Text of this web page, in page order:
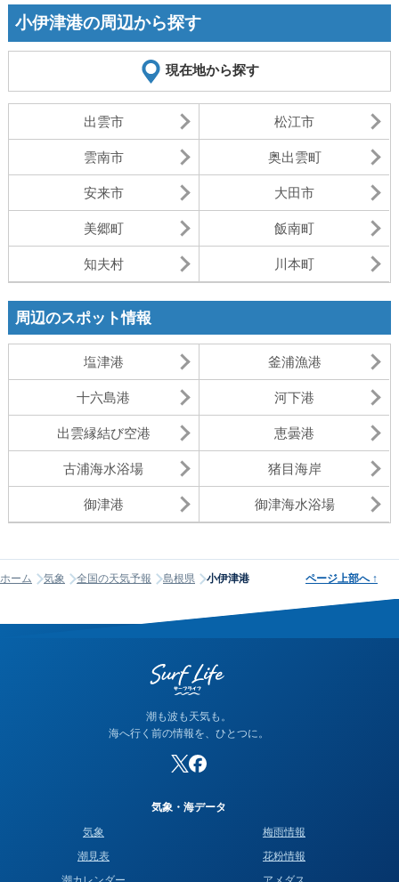
小伊津港の周辺から探す
現在地から探す
出雲市 松江市
雲南市 奥出雲町
安来市 大田市
美郷町 飯南町
知夫村 川本町
周辺のスポット情報
塩津港 釜浦漁港
十六島港 河下港
出雲縁結び空港 恵曇港
古浦海水浴場 猪目海岸
御津港 御津海水浴場
ホーム 気象 全国の天気予報 島根県 小伊津港 ページ上部へ ↑
潮も波も天気も。
海へ行く前の情報を、ひとつに。
気象・海データ
気象
潮見表
梅雨情報
花粉情報